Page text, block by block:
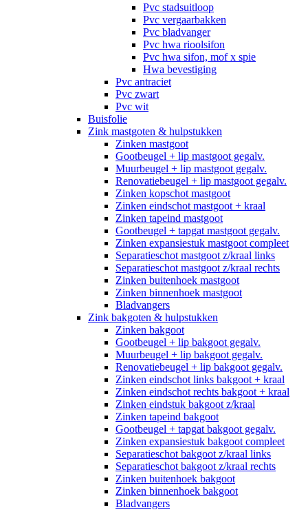
Pvc stadsuitloop
Pvc vergaarbakken
Pvc bladvanger
Pvc hwa rioolsifon
Pvc hwa sifon, mof x spie
Hwa bevestiging
Pvc antraciet
Pvc zwart
Pvc wit
Buisfolie
Zink mastgoten & hulpstukken
Zinken mastgoot
Gootbeugel + lip mastgoot gegalv.
Muurbeugel + lip mastgoot gegalv.
Renovatiebeugel + lip mastgoot gegalv.
Zinken kopschot mastgoot
Zinken eindschot mastgoot + kraal
Zinken tapeind mastgoot
Gootbeugel + tapgat mastgoot gegalv.
Zinken expansiestuk mastgoot compleet
Separatieschot mastgoot z/kraal links
Separatieschot mastgoot z/kraal rechts
Zinken buitenhoek mastgoot
Zinken binnenhoek mastgoot
Bladvangers
Zink bakgoten & hulpstukken
Zinken bakgoot
Gootbeugel + lip bakgoot gegalv.
Muurbeugel + lip bakgoot gegalv.
Renovatiebeugel + lip bakgoot gegalv.
Zinken eindschot links bakgoot + kraal
Zinken eindschot rechts bakgoot + kraal
Zinken eindstuk bakgoot z/kraal
Zinken tapeind bakgoot
Gootbeugel + tapgat bakgoot gegalv.
Zinken expansiestuk bakgoot compleet
Separatieschot bakgoot z/kraal links
Separatieschot bakgoot z/kraal rechts
Zinken buitenhoek bakgoot
Zinken binnenhoek bakgoot
Bladvangers